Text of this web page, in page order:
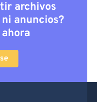
archivos
anuncios?